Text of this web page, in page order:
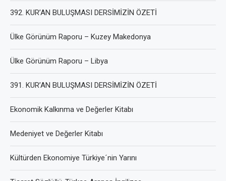
392. KUR’AN BULUŞMASI DERSİMİZİN ÖZETİ
Ülke Görünüm Raporu – Kuzey Makedonya
Ülke Görünüm Raporu – Libya
391. KUR’AN BULUŞMASI DERSİMİZİN ÖZETİ
Ekonomik Kalkınma ve Değerler Kitabı
Medeniyet ve Değerler Kitabı
Kültürden Ekonomiye Türkiye´nin Yarını